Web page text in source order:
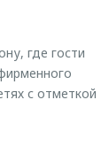
где гости
с отметкой